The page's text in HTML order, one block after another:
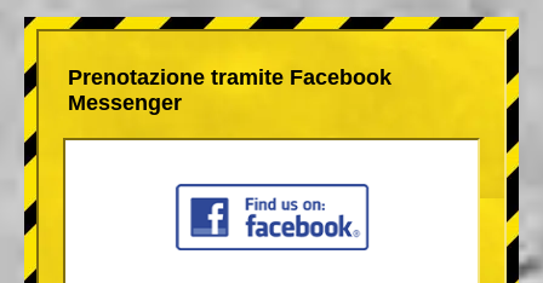
Prenotazione tramite Facebook
Messenger